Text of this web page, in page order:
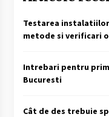
Testarea
metode si verificari
Intrebari pentru
Bucuresti
Cât de des trebuie